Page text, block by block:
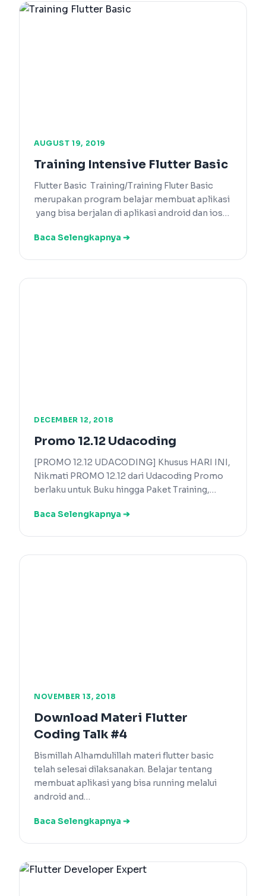
AUGUST 19, 2019
Training Intensive Flutter Basic
Flutter Basic Training/Training Fluter Basic
merupakan program belajar membuat aplikasi
yang bisa berjalan di aplikasi android dan ios…
Baca Selengkapnya ➔
DECEMBER 12, 2018
Promo 12.12 Udacoding
[PROMO 12.12 UDACODING] Khusus HARI INI,
Nikmati PROMO 12.12 dari Udacoding Promo
berlaku untuk Buku hingga Paket Training,…
Baca Selengkapnya ➔
NOVEMBER 13, 2018
Download Materi Flutter
Coding Talk #4
Bismillah Alhamdulillah materi flutter basic
telah selesai dilaksanakan. Belajar tentang
membuat aplikasi yang bisa running melalui
android and…
Baca Selengkapnya ➔